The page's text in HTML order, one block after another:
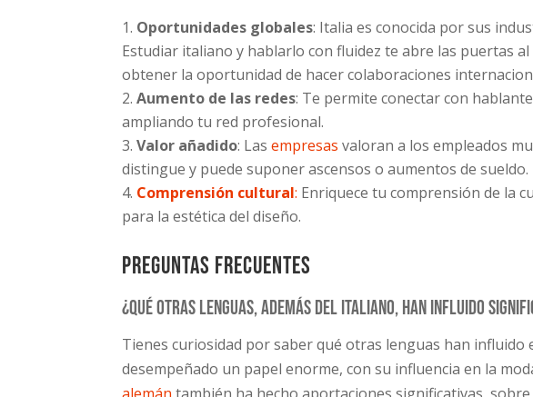
Oportunidades globales: Italia es conocida por sus
Estudiar italiano y hablarlo con fluidez te abre las puertas
obtener la oportunidad de hacer colaboraciones
Aumento de las redes: Te permite conectar con
ampliando tu red profesional.
Valor añadido: Lasempresas valoran a los empleados
distingue y puede suponer ascensos o aumentos de sueldo.
Comprensión cultural: Enriquece tu comprensión de la
para la estética del diseño.
Preguntas Frecuentes
¿Qué otras lenguas, además del italiano, han influido
Tienes curiosidad por saber qué otras lenguas han influido
desempeñado un papel enorme, con su influencia en la